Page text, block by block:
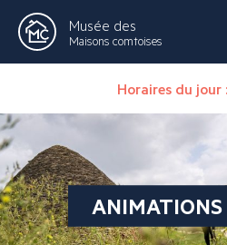
Musée des
Maisons comtoises
Horaires du jour :
ANIMATIONS